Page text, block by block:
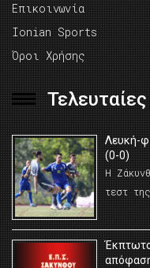
Επικοινωνία
Ionian Sports
Όροι Χρήσης
Λευκή-
(0-0)
Η
τεστ